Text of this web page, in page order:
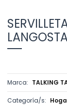
Marca: TALKING
Categoría/s: